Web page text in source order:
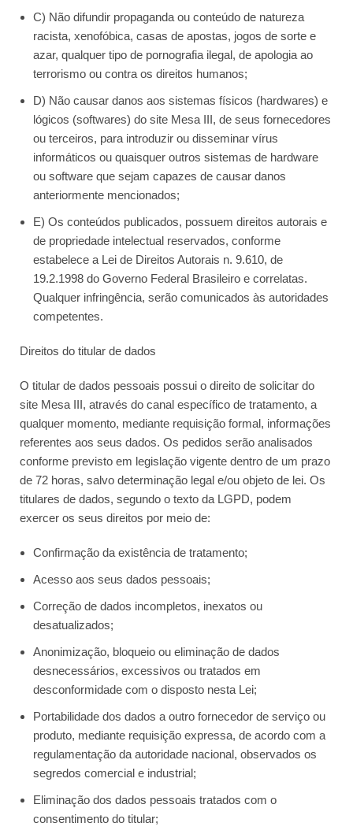
C) Não difundir propaganda ou conteúdo de natureza
racista, xenofóbica, casas de apostas, jogos de sorte e
azar, qualquer tipo de pornografia ilegal, de apologia ao
terrorismo ou contra os direitos humanos;
D) Não causar danos aos sistemas físicos (hardwares) e
lógicos (softwares) do site Mesa III, de seus fornecedores
ou terceiros, para introduzir ou disseminar vírus
informáticos ou quaisquer outros sistemas de hardware
ou software que sejam capazes de causar danos
anteriormente mencionados;
E) Os conteúdos publicados, possuem direitos autorais e
de propriedade intelectual reservados, conforme
estabelece a Lei de Direitos Autorais n. 9.610, de
19.2.1998 do Governo Federal Brasileiro e correlatas.
Qualquer infringência, serão comunicados às autoridades
competentes.
Direitos do titular de dados
O titular de dados pessoais possui o direito de solicitar do
site Mesa III, através do canal específico de tratamento, a
qualquer momento, mediante requisição formal, informações
referentes aos seus dados. Os pedidos serão analisados
conforme previsto em legislação vigente dentro de um prazo
de 72 horas, salvo determinação legal e/ou objeto de lei. Os
titulares de dados, segundo o texto da LGPD, podem
exercer os seus direitos por meio de:
Confirmação da existência de tratamento;
Acesso aos seus dados pessoais;
Correção de dados incompletos, inexatos ou
desatualizados;
Anonimização, bloqueio ou eliminação de dados
desnecessários, excessivos ou tratados em
desconformidade com o disposto nesta Lei;
Portabilidade dos dados a outro fornecedor de serviço ou
produto, mediante requisição expressa, de acordo com a
regulamentação da autoridade nacional, observados os
segredos comercial e industrial;
Eliminação dos dados pessoais tratados com o
consentimento do titular;